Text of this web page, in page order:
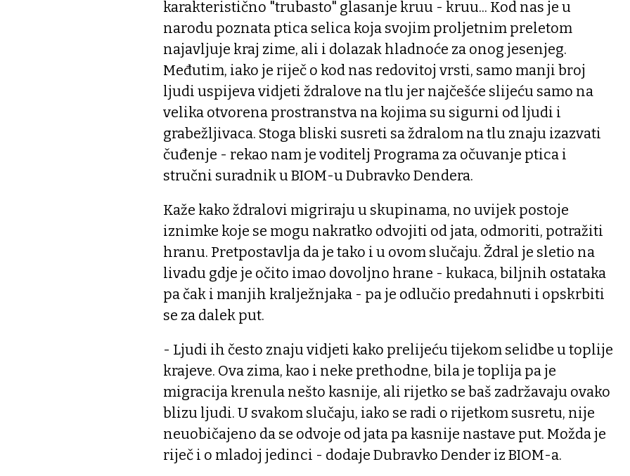
karakteristično "trubasto" glasanje kruu - kruu... Kod nas je u
narodu poznata ptica selica koja svojim proljetnim preletom
najavljuje kraj zime, ali i dolazak hladnoće za onog jesenjeg.
Međutim, iako je riječ o kod nas redovitoj vrsti, samo manji broj
ljudi uspijeva vidjeti ždralove na tlu jer najčešće slijeću samo na
velika otvorena prostranstva na kojima su sigurni od ljudi i
grabežljivaca. Stoga bliski susreti sa ždralom na tlu znaju izazvati
čuđenje - rekao nam je voditelj Programa za očuvanje ptica i
stručni suradnik u BIOM-u Dubravko Dendera.
Kaže kako ždralovi migriraju u skupinama, no uvijek postoje
iznimke koje se mogu nakratko odvojiti od jata, odmoriti, potražiti
hranu. Pretpostavlja da je tako i u ovom slučaju. Ždral je sletio na
livadu gdje je očito imao dovoljno hrane - kukaca, biljnih ostataka
pa čak i manjih kralježnjaka - pa je odlučio predahnuti i opskrbiti
se za dalek put.
- Ljudi ih često znaju vidjeti kako prelijeću tijekom selidbe u toplije
krajeve. Ova zima, kao i neke prethodne, bila je toplija pa je
migracija krenula nešto kasnije, ali rijetko se baš zadržavaju ovako
blizu ljudi. U svakom slučaju, iako se radi o rijetkom susretu, nije
neuobičajeno da se odvoje od jata pa kasnije nastave put. Možda je
riječ i o mladoj jedinci - dodaje Dubravko Dender iz BIOM-a.